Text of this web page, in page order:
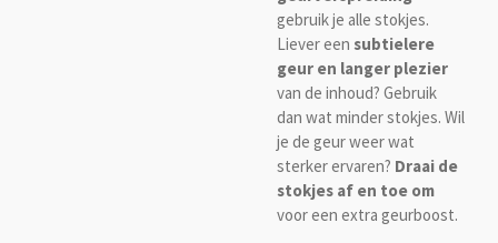
gebruik je alle stokjes.
Liever een subtielere
geur en langer plezier
van de inhoud? Gebruik
dan wat minder stokjes. Wil
je de geur weer wat
sterker ervaren? Draai de
stokjes af en toe om
voor een extra geurboost.